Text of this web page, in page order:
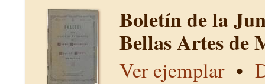
Boletín de la
Bellas Artes
Ver ejemplar•